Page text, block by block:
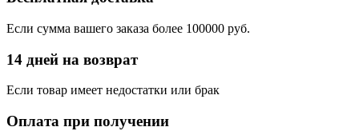
Если сумма вашего заказа более 100000 руб.
14 дней на возврат
Если товар имеет недостатки или брак
Оплата при получении